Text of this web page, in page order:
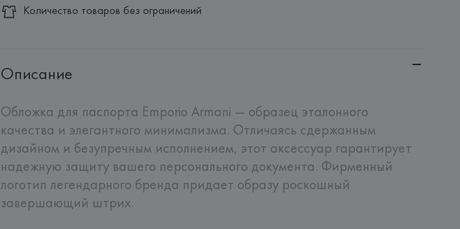
Количество товаров без ограничений
Описание
Обложка для паспорта Emporio Armani — образец эталонного
качества и элегантного минимализма. Отличаясь сдержанным
дизайном и безупречным исполнением, этот аксессуар гарантирует
надежную защиту вашего персонального документа. Фирменный
логотип легендарного бренда придает образу роскошный
завершающий штрих.